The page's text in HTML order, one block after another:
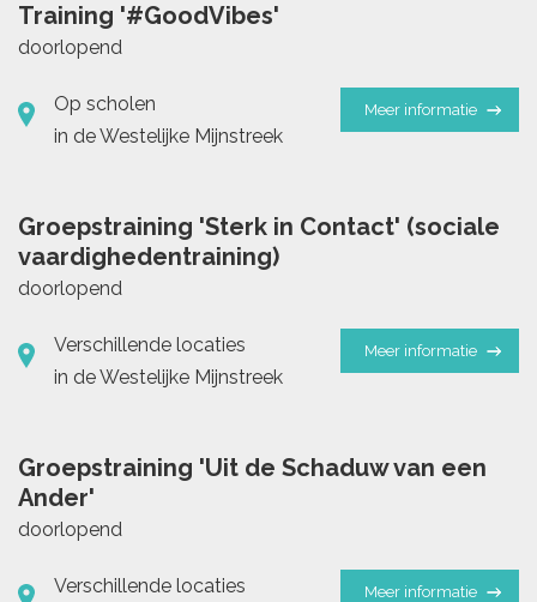
Training '#GoodVibes'
doorlopend
Op scholen
in de Westelijke Mijnstreek
Meer informatie
Groepstraining 'Sterk in Contact' (sociale
vaardighedentraining)
doorlopend
Verschillende locaties
in de Westelijke Mijnstreek
Meer informatie
Groepstraining 'Uit de Schaduw van een
Ander'
doorlopend
Verschillende locaties
Meer informatie